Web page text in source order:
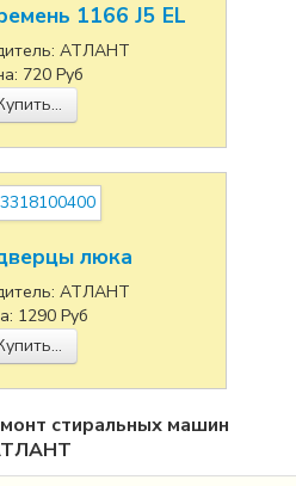
1166 J5 EL
АТЛАНТ
720 Руб
люка
АТЛАНТ
1290 Руб
стиральных машин